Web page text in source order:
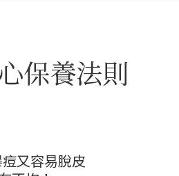
保養法則
又容易脫皮